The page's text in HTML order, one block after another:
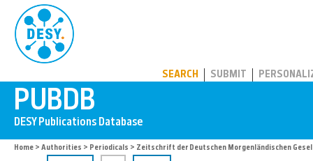
SEARCH SUBMIT
Home > Authorities > Periodicals > Zeitschrift der Deutschen Morgenländischen